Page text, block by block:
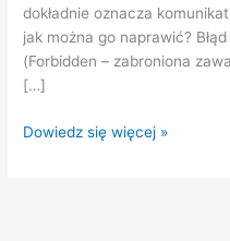
dokładnie oznacza
jak można go naprawić?
(Forbidden – zabroniona
[…]
Dowiedz się więcej »